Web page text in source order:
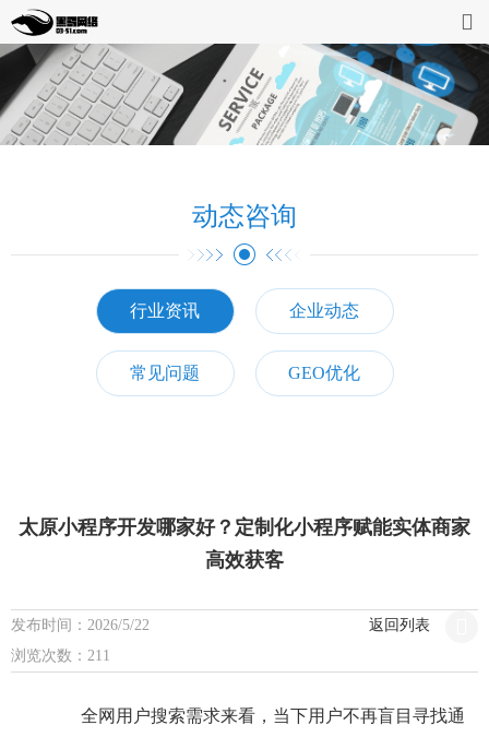
首页
网站开发
案例展示
动态资讯
企业介绍
动态咨询
行业资讯 企业动态
常见问题 GEO优化
太原小程序开发哪家好？定制化小程序赋能实体商家
高效获客
发布时间：2026/5/22
浏览次数：211
返回列表
全网用户搜索需求来看，当下用户不再盲目寻找通